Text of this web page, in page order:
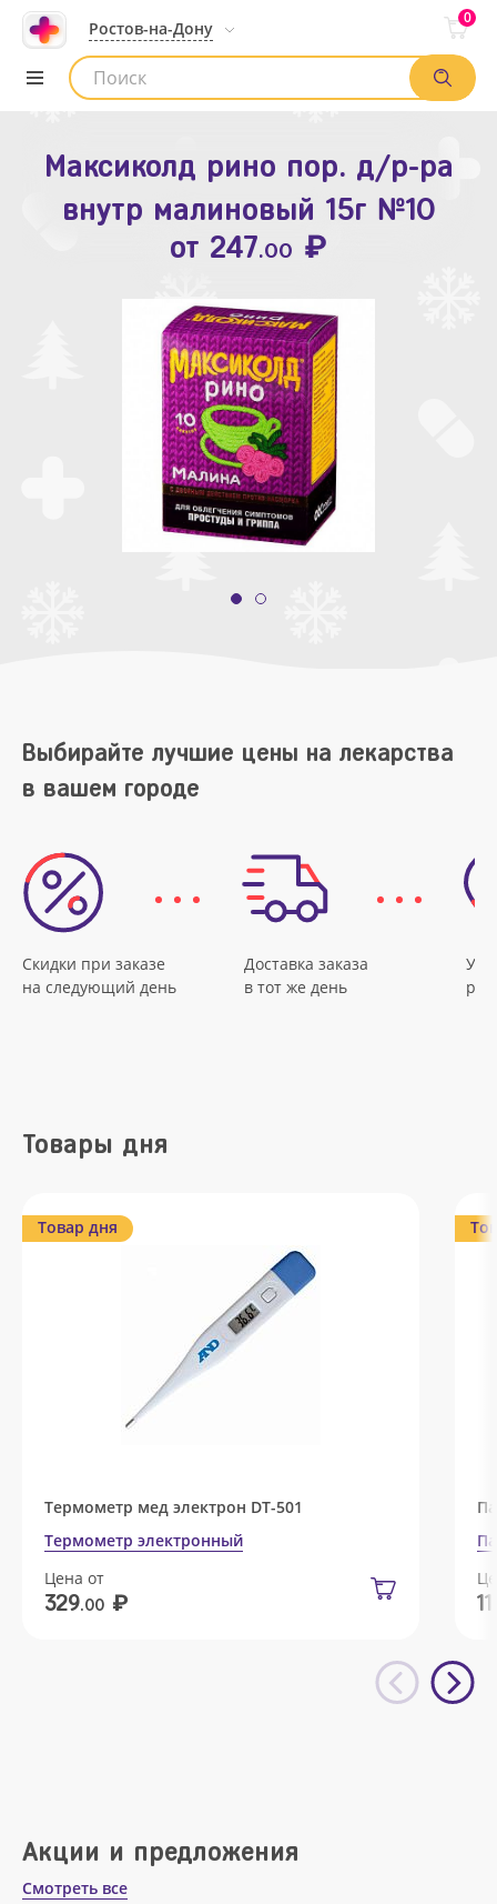
Ростов-на-Дону
0
Список аптек
Максиколд рино пор. д/р-ра
внутр малиновый 15г №10
от 247.00 ₽
Зодак таб. п.п.о. 10мг №10
от109.80 ₽
Выбирайте лучшие цены на лекарства
в вашем городе
Скидки при заказе
на следующий день
Доставка заказа
в тот же день
Товары дня
Товар дня
Термометр мед электрон DT-501
Термометр электронный
Цена от
329.00 ₽ 11
Акции и предложения
Смотреть все